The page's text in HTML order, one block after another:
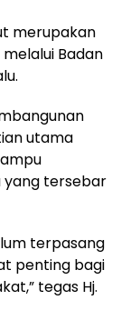
merupakan
Badan
utama
yang tersebar
terpasang
penting bagi
tegas Hj.